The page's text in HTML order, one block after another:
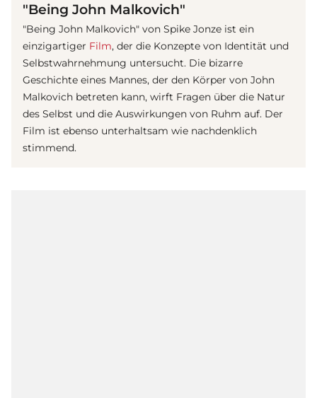
"Being John Malkovich"
"Being John Malkovich" von Spike Jonze ist ein
einzigartiger Film, der die Konzepte von Identität und
Selbstwahrnehmung untersucht. Die bizarre
Geschichte eines Mannes, der den Körper von John
Malkovich betreten kann, wirft Fragen über die Natur
des Selbst und die Auswirkungen von Ruhm auf. Der
Film ist ebenso unterhaltsam wie nachdenklich
stimmend.